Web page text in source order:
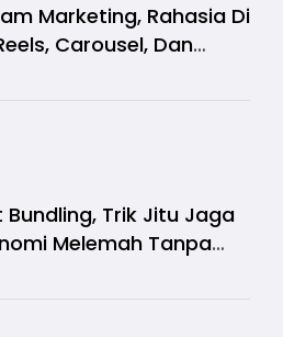
Marketing, Rahasia Di
Carousel, Dan
Trik Jitu Jaga
Melemah Tanpa